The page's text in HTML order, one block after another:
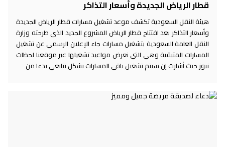
قطار الرياض الجديدة وأسعار التذاكر
هيئة النقل السعودية تكشف موعد تشغيل مسارات قطار الرياض الجديدة
وأسعار التذاكر بعد افتتاح قطار الرياض المشروع الجديد الذي طرحته وزارة
النقل العامة السعودية بتشغيل مسارات جاء الإعلان الرسمي عن تشغيل
المسارات المتبقية وهي التي نعرض مواعيد تشغيلها عبر موقعنا لحظات
نيوز حيث أشارت إن سيتم تشغيل باقي المسارات بشكل تتابعي بدءا من